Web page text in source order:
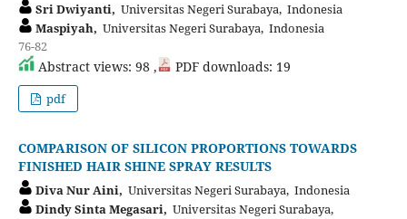
Sri Dwiyanti, Universitas Negeri Surabaya, Indonesia
Maspiyah, Universitas Negeri Surabaya, Indonesia
76-82
Abstract views: 98 , PDF downloads: 19
pdf
COMPARISON OF SILICON PROPORTIONS TOWARDS
FINISHED HAIR SHINE SPRAY RESULTS
Diva Nur Aini, Universitas Negeri Surabaya, Indonesia
Dindy Sinta Megasari, Universitas Negeri Surabaya,